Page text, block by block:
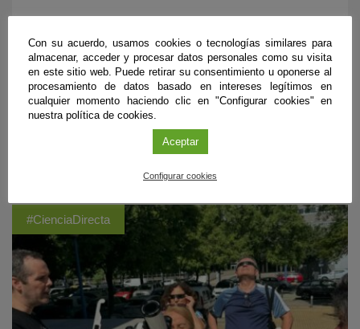
ÚLTIMAS PUBLICACIONES
#CienciaDirecta
Con su acuerdo, usamos cookies o tecnologías similares para
almacenar, acceder y procesar datos personales como su visita
en este sitio web. Puede retirar su consentimiento u oponerse al
procesamiento de datos basado en intereses legítimos en
cualquier momento haciendo clic en "Configurar cookies" en
nuestra política de cookies.
Aceptar
Configurar cookies